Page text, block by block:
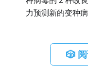
力预测新的变种病
🎲